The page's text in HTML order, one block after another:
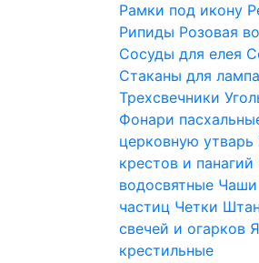
Рамки под икону
Рипиды Розовая
Сосуды для елея
Стаканы для
Трехсвечники
Фонари
церковную утварь
крестов и панагий
водосвятные Чаши
частиц Четки
свечей и огарков
крестильные